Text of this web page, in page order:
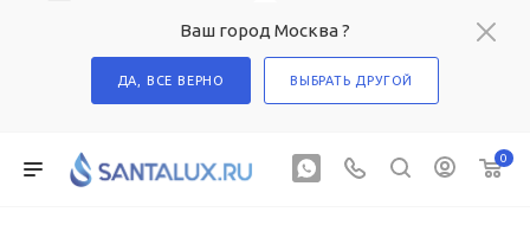
Ваш город Москва ?
ДА, ВСЕ ВЕРНО ВЫБРАТЬ ДРУГОЙ
0